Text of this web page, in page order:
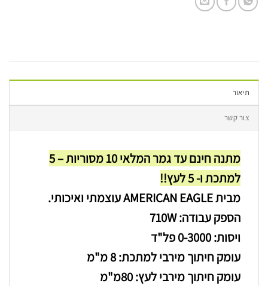
תיאור
צור קשר
מתנה חינם עד גמר המלאי 10 מסוריות – 5
למתכת ו- 5 לעץ!!
מבית AMERICAN EAGLE עוצמתי ואיכותי.
הספק עבודה: 710W
ויסות: 0-3000 פל"ד
עומק חיתוך מירבי למתכת: 8 מ"מ
עומק חיתוך מירבי לעץ: 80מ"מ